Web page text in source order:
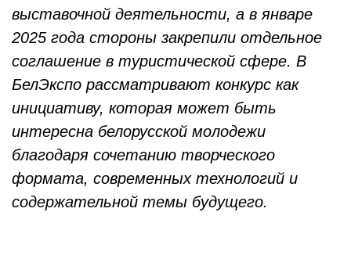
выставочной деятельности, а в январе
2025 года стороны закрепили отдельное
соглашение в туристической сфере. В
БелЭкспо рассматривают конкурс как
инициативу, которая может быть
интересна белорусской молодежи
благодаря сочетанию творческого
формата, современных технологий и
содержательной темы будущего.